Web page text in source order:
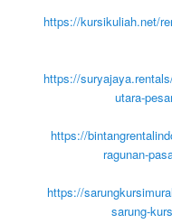
https://kursikuliah.net/
https://
utara-
https://
ragunan-
https://
sarung-